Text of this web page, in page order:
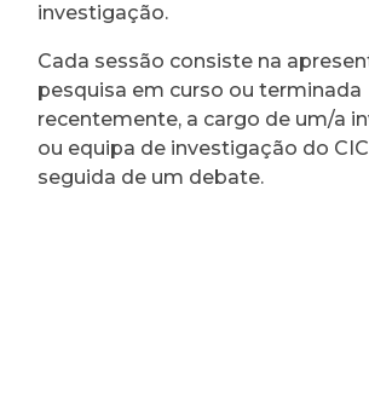
investigação.
Cada sessão consiste na
pesquisa em curso ou terminada
recentemente, a cargo de um/a
ou equipa de investigação do
seguida de um debate.